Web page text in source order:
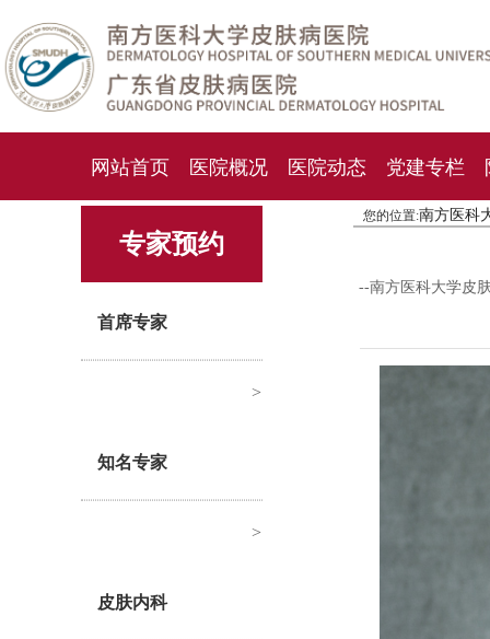
网站首页 医院概况 医院动态 党建专栏
化妆品检测中心 就诊指南 人才
专家预约
首席专家
>
知名专家
>
皮肤内科
您的位置:南方医科
--南方医科大学皮